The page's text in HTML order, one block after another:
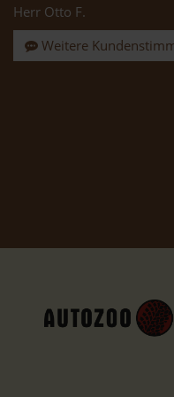
Herr Otto F.
Weitere